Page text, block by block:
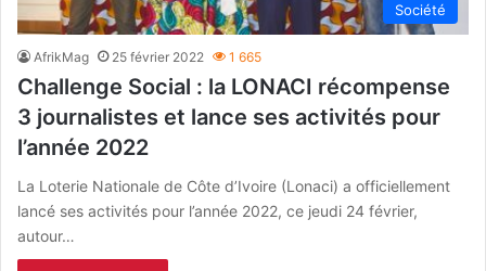
Société
AfrikMag 25 février 2022 1 665
Challenge Social : la LONACI récompense
3 journalistes et lance ses activités pour
l’année 2022
La Loterie Nationale de Côte d’Ivoire (Lonaci) a officiellement
lancé ses activités pour l’année 2022, ce jeudi 24 février,
autour…